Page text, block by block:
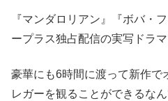
『マンダロリアン』『ボバ・
ープラス独占配信の実写ドラマ
豪華にも6時間に渡って新作で
レガーを観ることができるなん